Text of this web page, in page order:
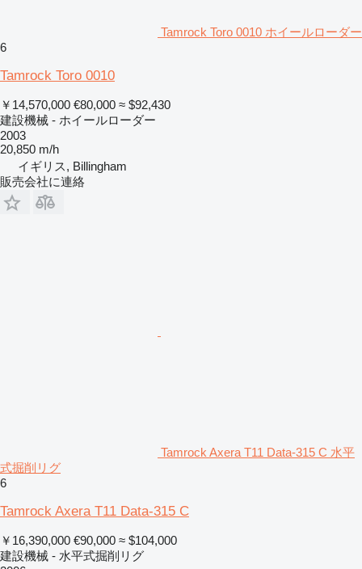
Tamrock Toro 0010 ホイールローダー
6
Tamrock Toro 0010
￥14,570,000 €80,000 ≈ $92,430
建設機械 - ホイールローダー
2003
20,850 m/h
イギリス, Billingham
販売会社に連絡
Tamrock Axera T11 Data-315 C 水平
式掘削リグ
6
Tamrock Axera T11 Data-315 C
￥16,390,000 €90,000 ≈ $104,000
建設機械 - 水平式掘削リグ